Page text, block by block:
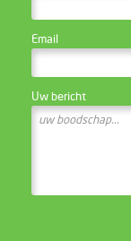
Email
Uw bericht